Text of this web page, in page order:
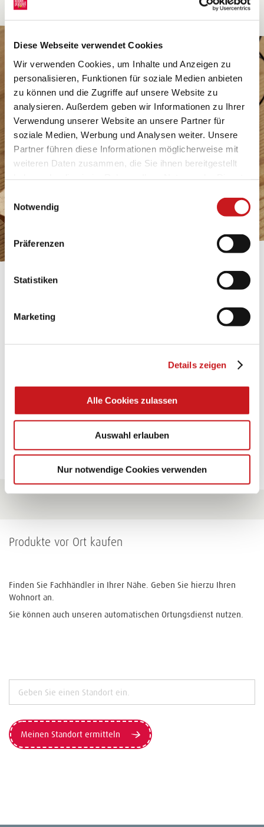
Diese Webseite verwendet Cookies
Wir verwenden Cookies, um Inhalte und Anzeigen zu
personalisieren, Funktionen für soziale Medien anbieten
zu können und die Zugriffe auf unsere Website zu
analysieren. Außerdem geben wir Informationen zu Ihrer
Verwendung unserer Website an unsere Partner für
soziale Medien, Werbung und Analysen weiter. Unsere
Partner führen diese Informationen möglicherweise mit
weiteren Daten zusammen, die Sie ihnen bereitgestellt
Datenschutzhinweisen
mehr darüber, wer wir sind, wie
personenbezogene Daten verarbeiten. Hier geht’s zum
Impressum.
Einwilligungsauswahl
Notwendig
Präferenzen
Statistiken
Marketing
Details zeigen
Alle Cookies zulassen
Auswahl erlauben
Nur notwendige Cookies verwenden
Zum Tipp
Zu allen Tipps
Produkte vor Ort kaufen
Finden Sie Fachhändler in Ihrer Nähe. Geben Sie hierzu Ihren
Wohnort an.
Sie können auch unseren automatischen Ortungsdienst nutzen.
Meinen Standort ermitteln